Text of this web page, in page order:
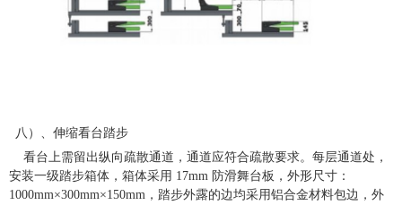
八）、伸缩看台踏步
看台上需留出纵向疏散通道，通道应符合疏散要求。每层通道处，
安装一级踏步箱体，箱体采用 17mm 防滑舞台板，外形尺寸：
1000mm×300mm×150mm，踏步外露的边均采用铝合金材料包边，外